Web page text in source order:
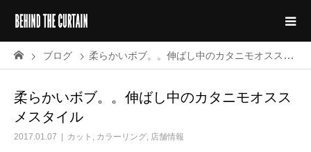
ブログ 柔らかいボブ。。伸ばし中のカタニモオススメスタイル
柔らかいボブ。。伸ばし中のカタニモオスス
メスタイル
2017.01.07 カット , カラーリング, 店舗情報